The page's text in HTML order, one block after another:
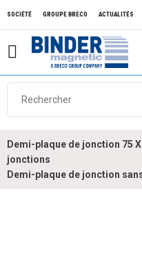
SOCIÉTÉ GROUPE BRECO ACTUALITÉS
Demi-plaque de jonction 75
jonctions
Demi-plaque de jonction